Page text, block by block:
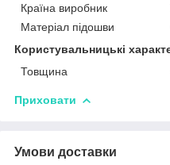
Країна виробник
Матеріал підошви
Користувальницькі
Товщина
Приховати
Умови доставки